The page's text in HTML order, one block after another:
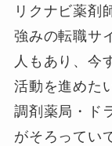
リクナビ薬剤
強みの転職サ
人もあり、今
活動を進めた
調剤薬局・ド
がそろってい